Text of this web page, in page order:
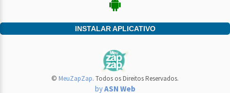
INSTALAR APLICATIVO
© MeuZapZap. Todos os Direitos Reservados.
byASN Web